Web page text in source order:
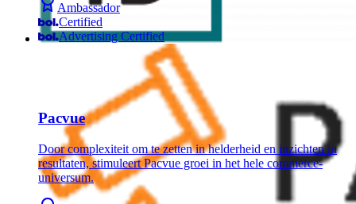
Ambassador
Certified
Advertising Certified
Pacvue
Door complexiteit om te zetten in helderheid en inzichten in
resultaten, stimuleert Pacvue groei in het hele commerce-
universum.